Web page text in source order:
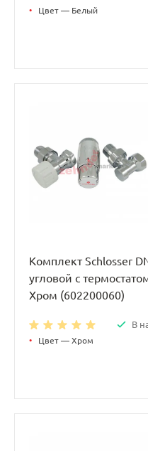
• Цвет — Белый
Комплект Schlosser
угловой с
Хром (602200060)
В
• Цвет — Хром